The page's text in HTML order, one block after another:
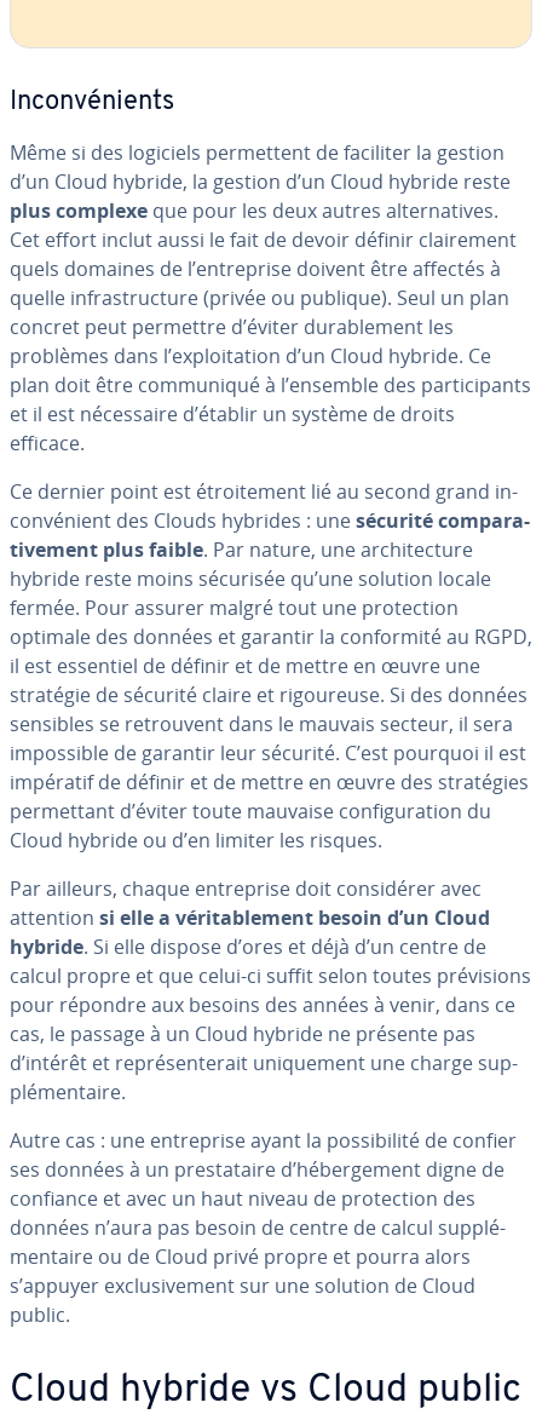
In­con­vé­nients
Même si des logiciels per­met­tent de faciliter la gestion
d’un Cloud hybride, la gestion d’un Cloud hybride reste
plus complexe que pour les deux autres al­ter­na­tives.
Cet effort inclut aussi le fait de devoir définir clai­re­ment
quels domaines de l’en­tre­prise doivent être affectés à
quelle in­fras­truc­ture (privée ou publique). Seul un plan
concret peut permettre d’éviter du­ra­ble­ment les
problèmes dans l’ex­ploi­ta­tion d’un Cloud hybride. Ce
plan doit être com­mu­ni­qué à l’ensemble des par­ti­ci­pants
et il est né­ces­saire d’établir un système de droits
efficace.
Ce dernier point est étroi­te­ment lié au second grand in­
con­vé­nient des Clouds hybrides : unesécurité com­pa­ra­
ti­ve­ment plus faible. Par nature, une ar­chi­tec­ture
hybride reste moins sécurisée qu’une solution locale
fermée. Pour assurer malgré tout une pro­tec­tion
optimale des données et garantir la con­for­mité au RGPD,
il est essentiel de définir et de mettre en œuvre une
stratégie de sécurité claire et ri­gou­reuse. Si des données
sensibles se re­trou­vent dans le mauvais secteur, il sera
im­pos­sible de garantir leur sécurité. C’est pourquoi il est
impératif de définir et de mettre en œuvre des stra­té­gies
per­met­tant d’éviter toute mauvaise con­fi­gu­ra­tion du
Cloud hybride ou d’en limiter les risques.
Par ailleurs, chaque en­tre­prise doit con­si­dé­rer avec
attention si elle a vé­ri­ta­ble­ment besoin d’un Cloud
hybride. Si elle dispose d’ores et déjà d’un centre de
calcul propre et que celui-ci suffit selon toutes pré­vi­sions
pour répondre aux besoins des années à venir, dans ce
cas, le passage à un Cloud hybride ne présente pas
d’intérêt et re­pré­sen­te­rait uni­que­ment une charge sup­
plé­men­taire.
Autre cas : une en­tre­prise ayant la pos­si­bi­lité de confier
ses données à un pres­ta­taire d’hé­ber­ge­ment digne de
confiance et avec un haut niveau de pro­tec­tion des
données n’aura pas besoin de centre de calcul sup­plé­
men­taire ou de Cloud privé propre et pourra alors
s’appuyer ex­clu­si­ve­ment sur une solution de Cloud
public.
Cloud hybride vs Cloud public